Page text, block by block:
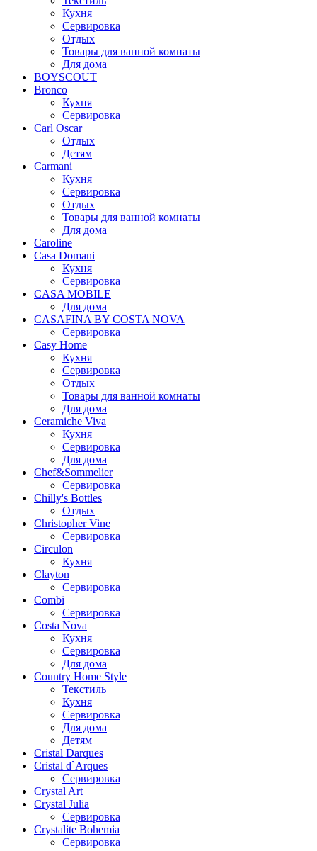
Кухня
Сервировка
Отдых
Товары для ванной комнаты
Для дома
BOYSCOUT
Bronco
Кухня
Сервировка
Carl Oscar
Отдых
Детям
Carmani
Кухня
Сервировка
Отдых
Товары для ванной комнаты
Для дома
Caroline
Casa Domani
Кухня
Сервировка
CASA MOBILE
Для дома
CASAFINA BY COSTA NOVA
Сервировка
Casy Home
Кухня
Сервировка
Отдых
Товары для ванной комнаты
Для дома
Ceramiche Viva
Кухня
Сервировка
Для дома
Chef&Sommelier
Сервировка
Chilly's Bottles
Отдых
Christopher Vine
Сервировка
Circulon
Кухня
Clayton
Сервировка
Combi
Сервировка
Costa Nova
Кухня
Сервировка
Для дома
Country Home Style
Текстиль
Кухня
Сервировка
Для дома
Детям
Cristal Darques
Cristal d`Arques
Сервировка
Crystal Art
Crystal Julia
Сервировка
Crystalite Bohemia
Сервировка